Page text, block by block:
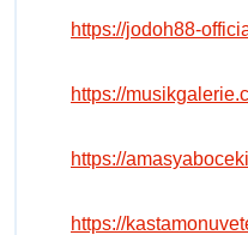
https://jodoh88-
https://
https://
https://